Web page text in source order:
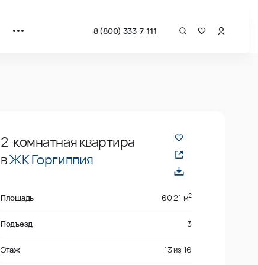
8 (800) 333-7-111
2-комнатная квартира
вЖК Горгиппия
Площадь 60.21 м2
Подъезд 3
Этаж 13из 16